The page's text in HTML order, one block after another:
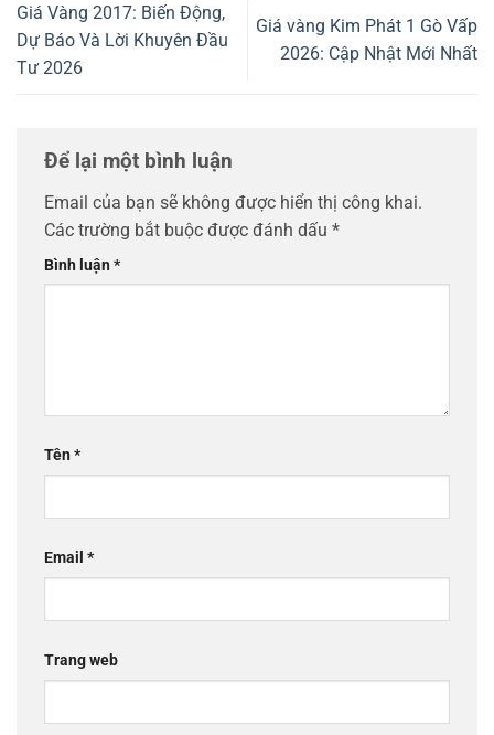
Giá Vàng 2017: Biến Động,
Dự Báo Và Lời Khuyên Đầu
Tư 2026
Giá vàng Kim Phát 1 Gò Vấp
2026: Cập Nhật Mới Nhất
Để lại một bình luận
Email của bạn sẽ không được hiển thị công khai.
Các trường bắt buộc được đánh dấu *
Bình luận*
Tên*
Email *
Trang web